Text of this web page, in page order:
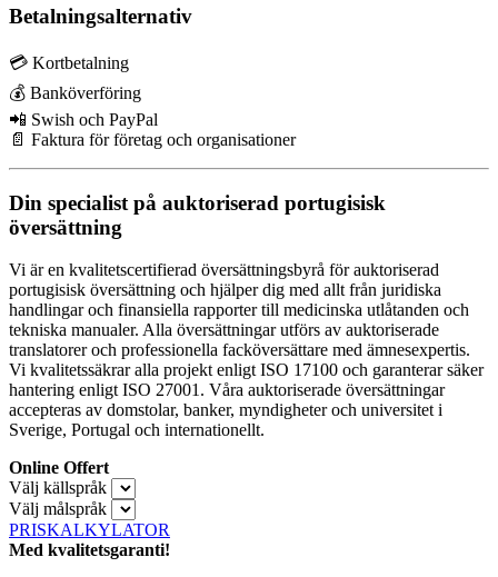
Betalningsalternativ
💳 Kortbetalning
💰 Banköverföring
📲 Swish och PayPal
📄 Faktura för företag och organisationer
Din specialist på auktoriserad portugisisk
översättning
Vi är en kvalitetscertifierad översättningsbyrå för auktoriserad
portugisisk översättning och hjälper dig med allt från juridiska
handlingar och finansiella rapporter till medicinska utlåtanden och
tekniska manualer. Alla översättningar utförs av auktoriserade
translatorer och professionella facköversättare med ämnesexpertis.
Vi kvalitetssäkrar alla projekt enligt ISO 17100 och garanterar säker
hantering enligt ISO 27001. Våra auktoriserade översättningar
accepteras av domstolar, banker, myndigheter och universitet i
Sverige, Portugal och internationellt.
Online Offert
Välj källspråk
Välj målspråk
PRISKALKYLATOR
Med kvalitetsgaranti!